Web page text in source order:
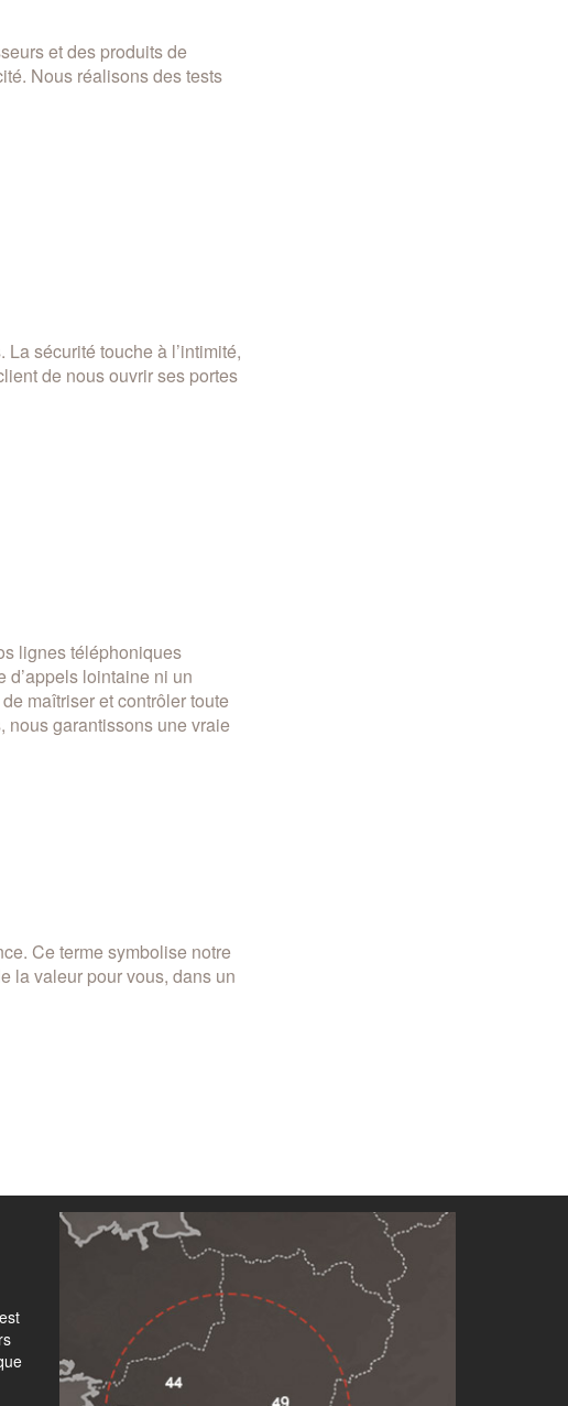
et des produits de
Nous réalisons des tests
sécurité touche à l’intimité,
de nous ouvrir ses portes
lignes téléphoniques
d’appels lointaine ni un
maîtriser et contrôler toute
nous garantissons une vraie
Ce terme symbolise notre
la valeur pour vous, dans un